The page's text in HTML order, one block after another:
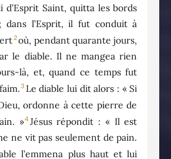
d’Esprit Saint, quitta les bords
dans l’Esprit, il fut conduit à
2où, pendant quarante jours,
le diable. Il ne mangea rien
là, et, quand ce temps fut
3 Le diable lui dit alors : « Si
ordonne à cette pierre de
»4Jésus répondit : « Il est
ne vit pas seulement de pain.
l’emmena plus haut et lui